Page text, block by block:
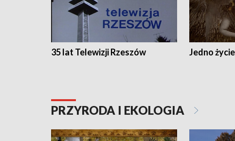
35 lat Telewizji Rzeszów Jedno
PRZYRODA I EKOLOGIA